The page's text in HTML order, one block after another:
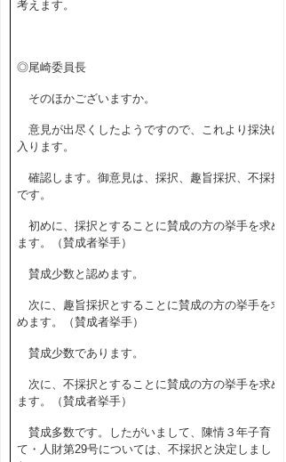
考えます。
◎尾崎委員長
そのほかございますか。
意見が出尽くしたようですので、これより採決に
入ります。
確認します。御意見は、採択、趣旨採択、不採択
です。
初めに、採択とすることに賛成の方の挙手を求め
ます。（賛成者挙手）
賛成少数と認めます。
次に、趣旨採択とすることに賛成の方の挙手を求
めます。（賛成者挙手）
賛成少数であります。
次に、不採択とすることに賛成の方の挙手を求め
ます。（賛成者挙手）
賛成多数です。したがいまして、陳情３年子育
て・人財第29号については、不採択と決定しまし